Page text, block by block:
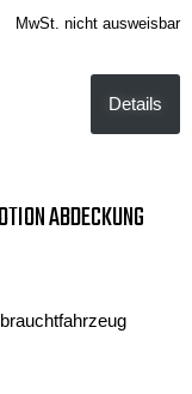
MwSt. nicht ausweisbar
Details
ABDECKUNG